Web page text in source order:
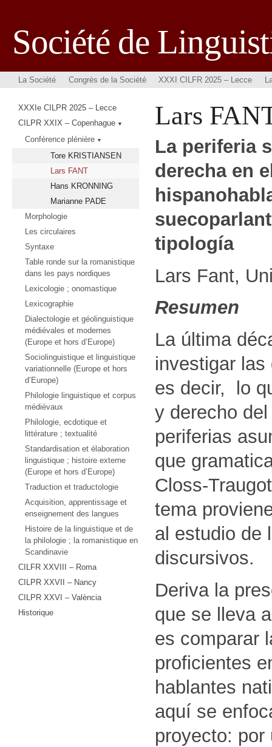
Société de
La Société Congrès de la Société XXXI CILFR 2025 – Lecce
XXXIe CILPR 2025 – Lecce
CILPR XXIX – Copenhague
Conférence plénière
Tore KRISTIANSEN
Lars FANT
Hans KRONNING
Marianne PADE
Morphologie
Les circulaires
Syntaxe
Table ronde sur la romanistique
dans les pays nordiques
Lexicologie ; onomastique
Lexicographie
Dialectologie et géolinguistique
médiévales et modernes
(Europe et hors d’Europe)
Sociolinguistique et linguistique
variationnelle (Europe et hors
d’Europe)
Philologie linguistique et corpus
médiévaux
Philologie, ecdotique et
littérature ; textualité
Standardisation et élaboration
linguistique ; histoire externe
(Europe et hors d’Europe)
Traduction et traductologie
Acquisition, apprentissage et
enseignement des langues
Histoire de la linguistique et de
la philologie ; la romanistique en
Scandinavie
CILFR XXVIII – Roma
CILPR XXVII – Nancy
CILPR XXVI – València
Historique
Lars
La periferia
derecha en
tipología
Lars Fant,
Resumen
La última
investigar
es decir, lo
y derecho
periferias
que
Closs-
tema
al estudio de
discursivos.
Deriva la
que se lleva
es comparar
proficientes
hablantes
aquí se
proyecto: